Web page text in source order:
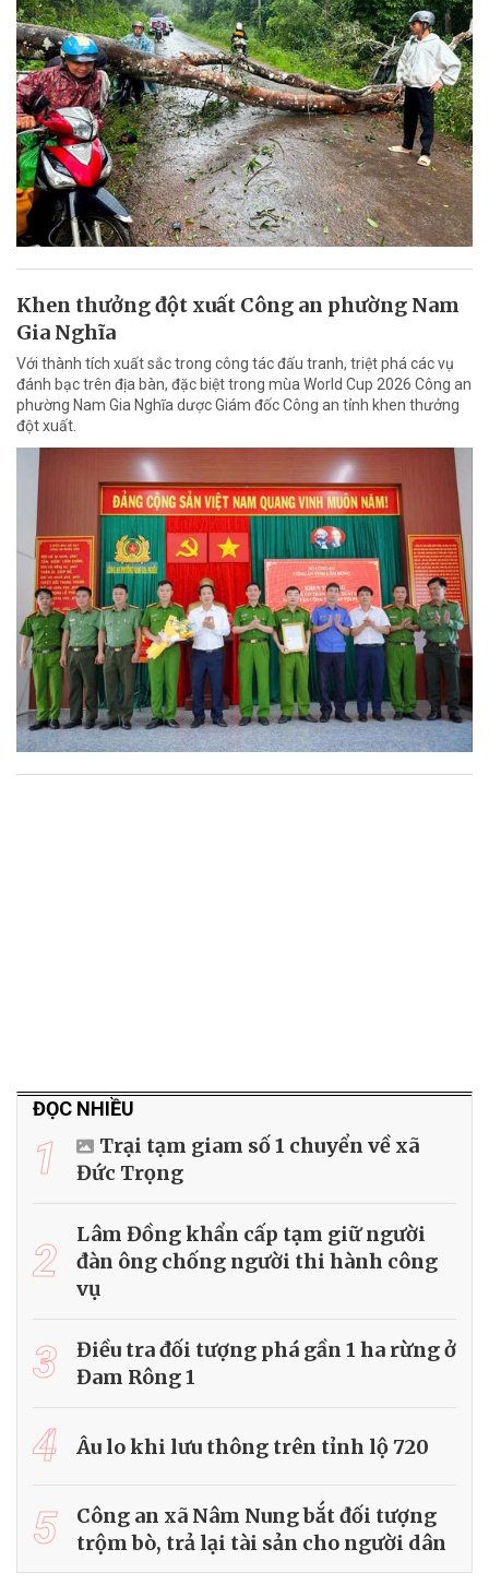
Khen thưởng đột xuất Công an phường Nam
Gia Nghĩa
Với thành tích xuất sắc trong công tác đấu tranh, triệt phá các vụ
đánh bạc trên địa bàn, đặc biệt trong mùa World Cup 2026 Công an
phường Nam Gia Nghĩa dược Giám đốc Công an tỉnh khen thưởng
đột xuất.
ĐỌC NHIỀU
1
Trại tạm giam số 1 chuyển về xã
Đức Trọng
2
Lâm Đồng khẩn cấp tạm giữ người
đàn ông chống người thi hành công
vụ
3
Điều tra đối tượng phá gần 1 ha rừng ở
Đam Rông 1
4 Âu lo khi lưu thông trên tỉnh lộ 720
5
Công an xã Nâm Nung bắt đối tượng
trộm bò, trả lại tài sản cho người dân